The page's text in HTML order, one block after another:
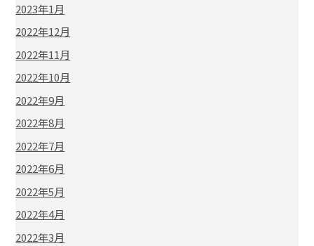
2023年1月
2022年12月
2022年11月
2022年10月
2022年9月
2022年8月
2022年7月
2022年6月
2022年5月
2022年4月
2022年3月